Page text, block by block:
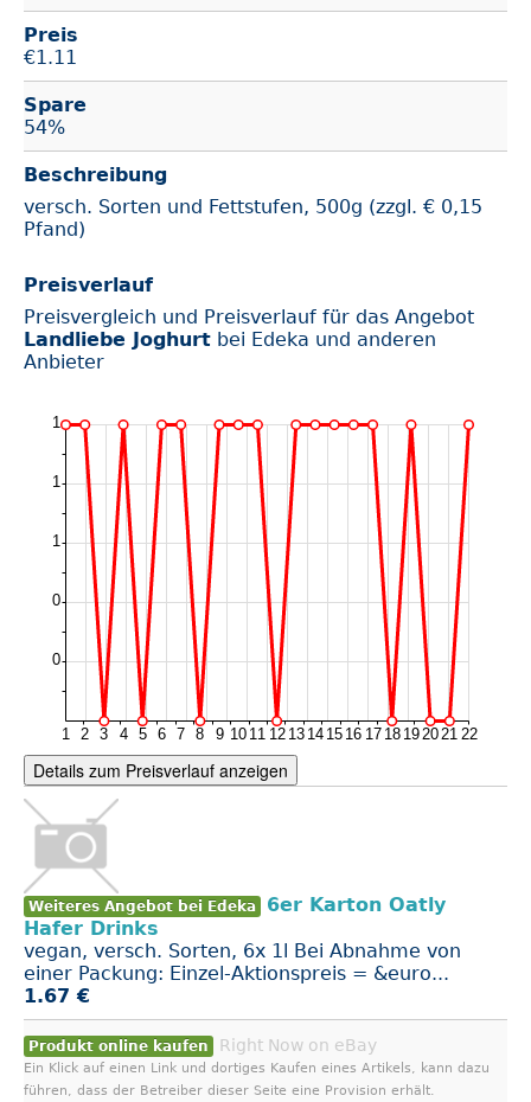
Preis
€1.11
Spare
54%
Beschreibung
versch. Sorten und Fettstufen, 500g (zzgl. € 0,15
Pfand)
Preisverlauf
Preisvergleich und Preisverlauf für das Angebot
Landliebe Joghurt bei Edeka und anderen
Anbieter
Details zum Preisverlauf anzeigen
Weiteres Angebot bei Edeka
6er Karton Oatly
Hafer Drinks
vegan, versch. Sorten, 6x 1l Bei Abnahme von
einer Packung: Einzel-Aktionspreis = &euro...
1.67 €
Produkt online kaufen Right Now on eBay
Ein Klick auf einen Link und dortiges Kaufen eines Artikels, kann dazu
führen, dass der Betreiber dieser Seite eine Provision erhält.